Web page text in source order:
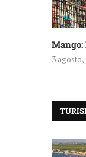
Mango:
3 agosto,